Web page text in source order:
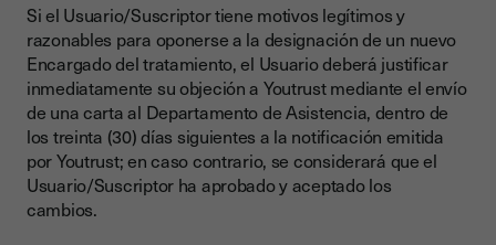
Si el Usuario/Suscriptor tiene motivos legítimos y
razonables para oponerse a la designación de un nuevo
Encargado del tratamiento, el Usuario deberá justificar
inmediatamente su objeción a Youtrust mediante el envío
de una carta al Departamento de Asistencia, dentro de
los treinta (30) días siguientes a la notificación emitida
por Youtrust; en caso contrario, se considerará que el
Usuario/Suscriptor ha aprobado y aceptado los
cambios.